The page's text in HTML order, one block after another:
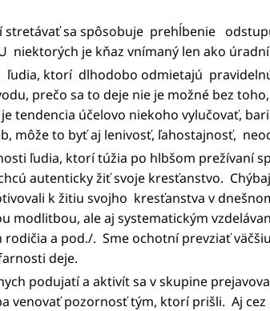
stretávať sa spôsobuje prehĺbenie
je kňaz vnímaný len ako
ktorí dlhodobo odmietajú
prečo sa to deje nie je možné bez
tendencia účelovo niekoho vylučovať,
môže to byť aj lenivosť, ľahostajnosť,
ľudia, ktorí túžia po hlbšom prežívaní
autenticky žiť svoje kresťanstvo.
k žitiu svojho kresťanstva v
modlitbou, ale aj systematickým
a pod./. Sme ochotní prevziať
deje.
podujatí a aktivít sa v skupine
venovať pozornosť tým, ktorí prišli. Aj